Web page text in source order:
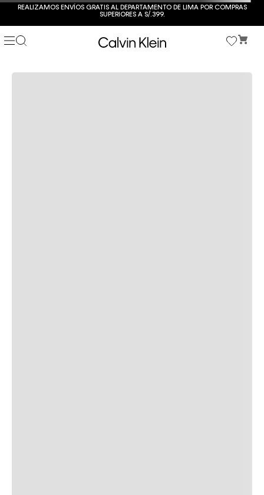
REALIZAMOS ENVÍOS GRATIS AL DEPARTAMENTO DE LIMA POR COMPRAS
SUPERIORES A S/.399.